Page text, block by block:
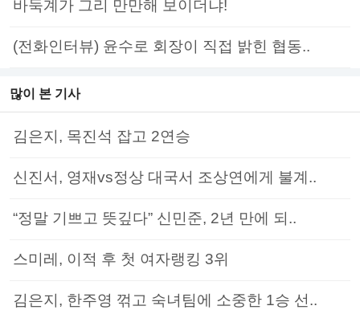
바둑계가 그리 만만해 보이더냐!
(전화인터뷰) 윤수로 회장이 직접 밝힌 협동..
많이 본 기사
김은지, 목진석 잡고 2연승
신진서, 영재vs정상 대국서 조상연에게 불계..
“정말 기쁘고 뜻깊다” 신민준, 2년 만에 되..
스미레, 이적 후 첫 여자랭킹 3위
김은지, 한주영 꺾고 숙녀팀에 소중한 1승 선..